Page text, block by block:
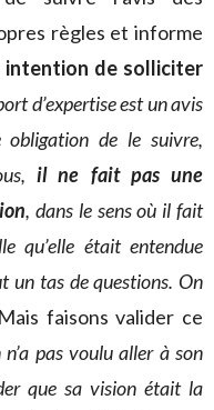
règles et informe
intention de solliciter
d’expertise est un avis
obligation de le suivre,
il ne fait pas une
, dans le sens où il fait
qu’elle était entendue
un tas de questions. On
faisons valider ce
n’a pas voulu aller à son
que sa vision était la